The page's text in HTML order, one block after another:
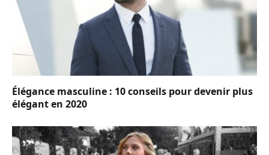
Élégance masculine : 10 conseils pour devenir plus
élégant en 2020